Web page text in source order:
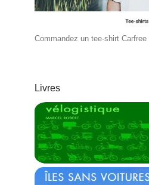
Commandez un tee-shirt Carfree
Livres